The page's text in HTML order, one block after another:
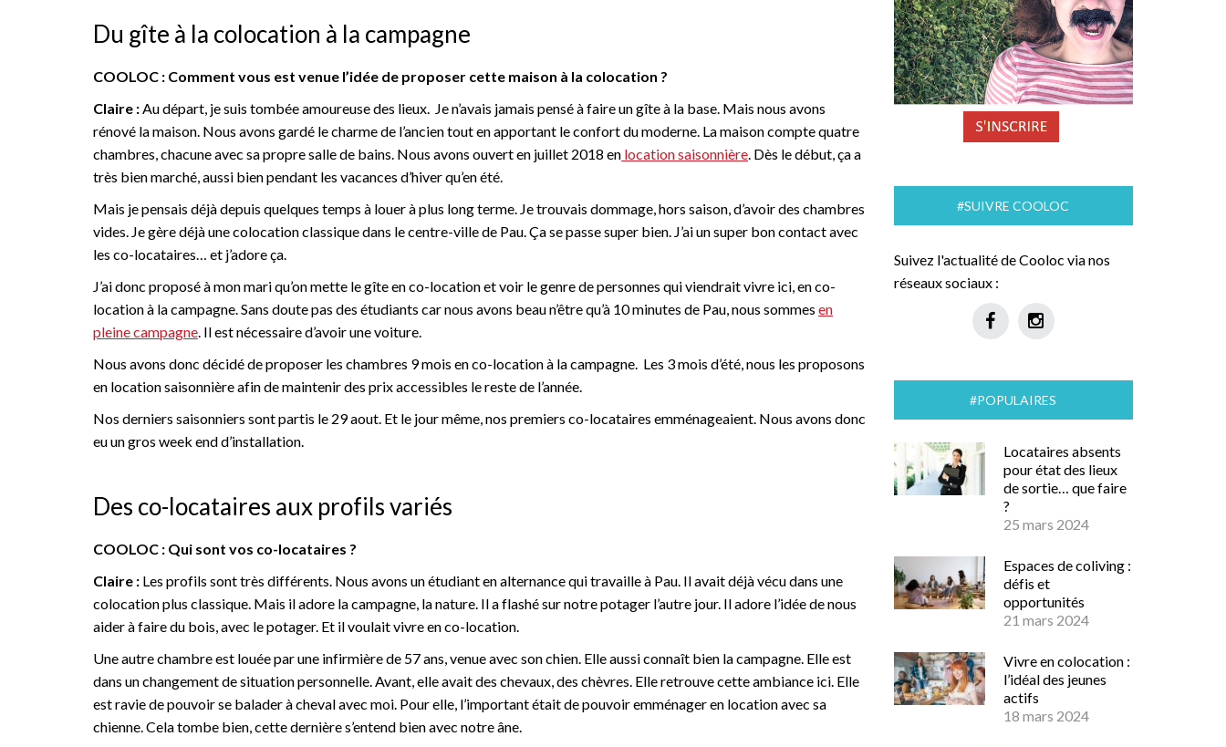
Du gîte à la colocation à la campagne
COOLOC : Comment vous est venue l’idée de proposer cette maison à la colocation ?
Claire : Au départ, je suis tombée amoureuse des lieux. Je n’avais jamais pensé à faire un gîte à la base. Mais nous avons
rénové la maison. Nous avons gardé le charme de l’ancien tout en apportant le confort du moderne. La maison compte quatre
chambres, chacune avec sa propre salle de bains. Nous avons ouvert en juillet 2018 en location saisonnière . Dès le début, ça a
très bien marché, aussi bien pendant les vacances d’hiver qu’en été.
Mais je pensais déjà depuis quelques temps à louer à plus long terme. Je trouvais dommage, hors saison, d’avoir des chambres
vides. Je gère déjà une colocation classique dans le centre-ville de Pau. Ça se passe super bien. J’ai un super bon contact avec
les co-locataires… et j’adore ça.
J’ai donc proposé à mon mari qu’on mette le gîte en co-location et voir le genre de personnes qui viendrait vivre ici, en co-
location à la campagne. Sans doute pas des étudiants car nous avons beau n’être qu’à 10 minutes de Pau, nous sommes en
pleine campagne . Il est nécessaire d’avoir une voiture.
Nous avons donc décidé de proposer les chambres 9 mois en co-location à la campagne. Les 3 mois d’été, nous les proposons
en location saisonnière afin de maintenir des prix accessibles le reste de l’année.
Nos derniers saisonniers sont partis le 29 aout. Et le jour même, nos premiers co-locataires emménageaient. Nous avons donc
eu un gros week end d’installation.
Des co-locataires aux profils variés
COOLOC : Qui sont vos co-locataires ?
Claire : Les profils sont très différents. Nous avons un étudiant en alternance qui travaille à Pau. Il avait déjà vécu dans une
colocation plus classique. Mais il adore la campagne, la nature. Il a flashé sur notre potager l’autre jour. Il adore l’idée de nous
aider à faire du bois, avec le potager. Et il voulait vivre en co-location.
Une autre chambre est louée par une infirmière de 57 ans, venue avec son chien. Elle aussi connaît bien la campagne. Elle est
dans un changement de situation personnelle. Avant, elle avait des chevaux, des chèvres. Elle retrouve cette ambiance ici. Elle
est ravie de pouvoir se balader à cheval avec moi. Pour elle, l’important était de pouvoir emménager en location avec sa
chienne. Cela tombe bien, cette dernière s’entend bien avec notre âne.
#SUIVRE COOLOC
Suivez l'actualité de Cooloc via nos
réseaux sociaux :
#POPULAIRES
Locataires absents
pour état des lieux
de sortie… que faire
?
25 mars 2024
Espaces de coliving :
défis et
opportunités
21 mars 2024
Vivre en colocation :
l’idéal des jeunes
actifs
18 mars 2024